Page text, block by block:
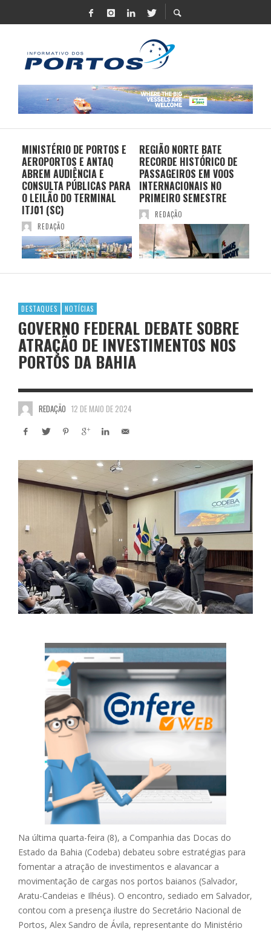
MINISTÉRIO DE PORTOS E
AEROPORTOS E ANTAQ
ABREM AUDIÊNCIA E
CONSULTA PÚBLICAS PARA
O LEILÃO DO TERMINAL
ITJ01 (SC)
REDAÇÃO
REGIÃO NORTE BATE
RECORDE HISTÓRICO DE
PASSAGEIROS EM VOOS
INTERNACIONAIS NO
PRIMEIRO SEMESTRE
REDAÇÃO
DESTAQUES NOTÍCIAS
GOVERNO FEDERAL DEBATE SOBRE
ATRAÇÃO DE INVESTIMENTOS NOS
PORTOS DA BAHIA
REDAÇÃO 12 DE MAIO DE 2024
Na última quarta-feira (8), a Companhia das Docas do
Estado da Bahia (Codeba) debateu sobre estratégias para
fomentar a atração de investimentos e alavancar a
movimentação de cargas nos portos baianos (Salvador,
Aratu-Candeias e Ilhéus). O encontro, sediado em Salvador,
contou com a presença ilustre do Secretário Nacional de
Portos, Alex Sandro de Ávila, representante do Ministério